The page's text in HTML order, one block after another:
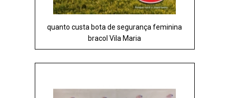
quanto custa bota de segurança feminina
bracol Vila Maria